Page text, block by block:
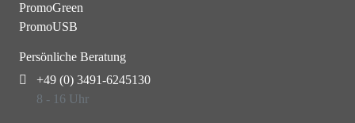
PromoGreen
PromoUSB
Persönliche Beratung
+49 (0) 3491-6245130
8 - 16 Uhr